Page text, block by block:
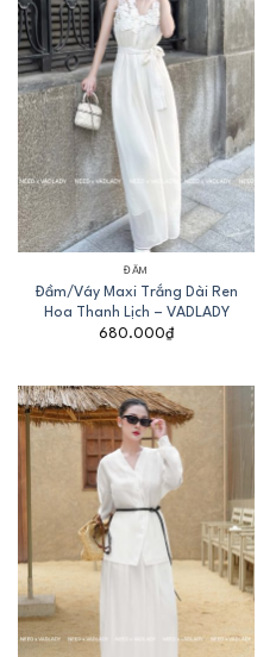
ĐẦM
Đầm/Váy Maxi Trắng Dài Ren
Hoa Thanh Lịch – VADLADY
680.000₫